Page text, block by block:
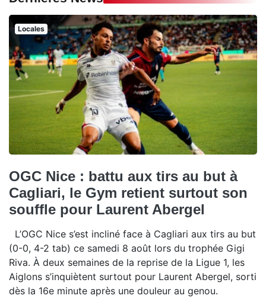
Locales
OGC Nice : battu aux tirs au but à
Cagliari, le Gym retient surtout son
souffle pour Laurent Abergel
L’OGC Nice s’est incliné face à Cagliari aux tirs au but
(0-0, 4-2 tab) ce samedi 8 août lors du trophée Gigi
Riva. À deux semaines de la reprise de la Ligue 1, les
Aiglons s’inquiètent surtout pour Laurent Abergel, sorti
dès la 16e minute après une douleur au genou.